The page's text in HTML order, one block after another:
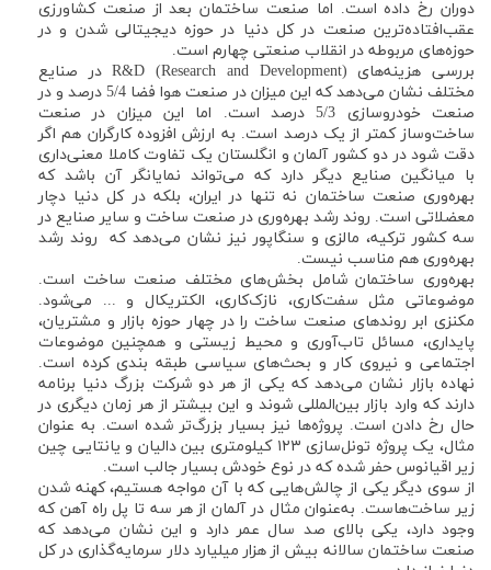
دوران رخ داده است. اما صنعت ساختمان بعد از صنعت کشاورزی
عقب‌افتاده‌ترین صنعت در کل دنیا در حوزه دیجیتالی شدن و در
حوزه‌های مربوطه در انقلاب صنعتی چهارم است.
بررسی هزینه‌های (Research and Development) R&D در صنایع
مختلف نشان می‌دهد که این میزان در صنعت هوا فضا 5/4 درصد و در
صنعت خودروسازی 5/3 درصد است. اما این میزان در صنعت
ساخت‌وساز کمتر از یک درصد است. به ارزش افزوده کارگران هم اگر
دقت شود در دو کشور آلمان و انگلستان یک تفاوت کاملا معنی‌داری
با میانگین صنایع دیگر دارد که می‌تواند نمایانگر آن باشد که
بهره‌وری صنعت ساختمان نه تنها در ایران، بلکه در کل دنیا دچار
معضلاتی است. روند رشد بهره‌وری در صنعت ساخت و سایر صنایع در
سه کشور ترکیه، مالزی و سنگاپور نیز نشان می‌دهد که روند رشد
بهره‌وری هم مناسب نیست.
بهره‌وری ساختمان شامل بخش‌های مختلف صنعت ساخت است.
موضوعاتی مثل سفت‌کاری، نازک‌کاری‌، الکتریکال و ... می‌شود.
مکنزی ابر روندهای صنعت ساخت را در چهار حوزه‌ بازار و مشتریان،
پایداری، مسائل تاب‌آوری و محیط زیستی و همچنین موضوعات
اجتماعی و نیروی کار و بحث‌های سیاسی طبقه بندی کرده است.
نهاده بازار نشان می‌دهد که یکی از هر دو شرکت بزرگ دنیا برنامه
دارند که وارد بازار بین‌المللی شوند و این بیشتر از هر زمان دیگری در
حال رخ دادن است. پروژه‌ها نیز بسیار بزرگ‌تر شده است. به عنوان
مثال، یک پروژه تونل‌سازی ۱۲۳ کیلومتری بین دالیان و یانتایی چین
زیر اقیانوس حفر شده که در نوع خودش بسیار جالب است.
از سوی دیگر یکی از چالش‌هایی که با آن مواجه هستیم، کهنه شدن
زیر ساخت‌هاست. به‌عنوان مثال در آلمان از هر سه تا پل راه آهن که
وجود دارد، یکی بالای صد سال عمر دارد و این نشان می‌دهد که
صنعت ساختمان سالانه بیش از هزار میلیارد دلار سرمایه‌گذاری در کل